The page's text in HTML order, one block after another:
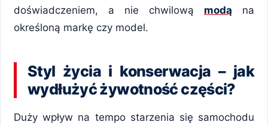
doświadczeniem, a nie chwilową modą na
określoną markę czy model.
Styl życia i konserwacja – jak
wydłużyć żywotność części?
Duży wpływ na tempo starzenia się samochodu